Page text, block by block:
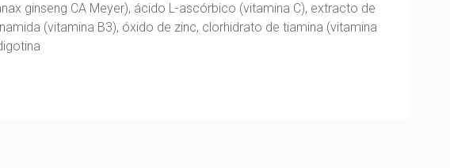
ginseng CA Meyer), ácido L-ascórbico (vitamina C), extracto de
(vitamina B3), óxido de zinc, clorhidrato de tiamina (vitamina